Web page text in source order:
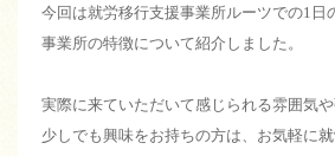
今回は就労移行支援事業所ルーツでの1日
事業所の特徴について紹介しました。
実際に来ていただいて感じられる雰囲気や
少しでも興味をお持ちの方は、お気軽に